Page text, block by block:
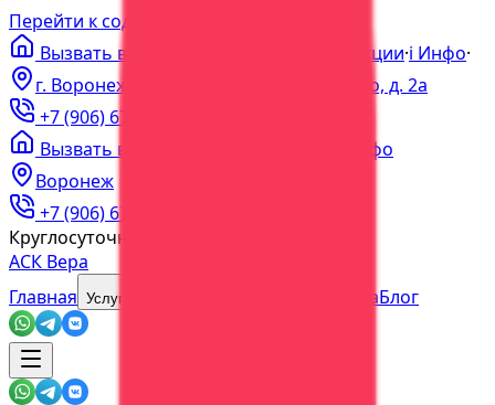
Перейти к содержимому
Вызвать врача на дом
Акции·ℹ️ Инфо·
г. Воронеж, пер. Богдана Хмельницкого, д. 2а
+7 (906) 679-60-00
Вызвать врача
Инфо
Воронеж
+7 (906) 679-60-00
Круглосуточно
АСК Вера
Главная Услуги Наша командаБлог